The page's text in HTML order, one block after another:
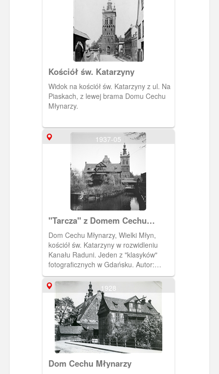
Kościół św. Katarzyny
Widok na kościół św. Katarzyny z ul. Na
Piaskach, z lewej brama Domu Cechu
Młynarzy.
1937-05
"Tarcza" z Domem Cechu
Młynarzy.
Dom Cechu Młynarzy, Wielki Młyn,
kościół św. Katarzyny w rozwidleniu
Kanału Raduni. Jeden z "klasyków"
fotograficznych w Gdańsku. Autor:
Annemarie Schwarzenbach
1928
Dom Cechu Młynarzy